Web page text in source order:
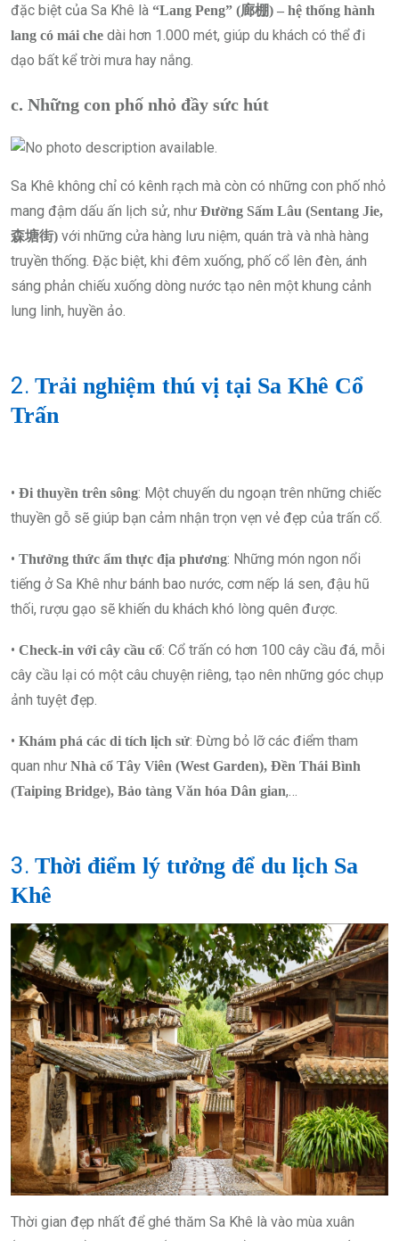
đặc biệt của Sa Khê là “Lang Peng” (廊棚) – hệ thống hành
lang có mái che dài hơn 1.000 mét, giúp du khách có thể đi
dạo bất kể trời mưa hay nắng.
c. Những con phố nhỏ đầy sức hút
Sa Khê không chỉ có kênh rạch mà còn có những con phố nhỏ
mang đậm dấu ấn lịch sử, như Đường Sấm Lâu (Sentang Jie,
森塘街) với những cửa hàng lưu niệm, quán trà và nhà hàng
truyền thống. Đặc biệt, khi đêm xuống, phố cổ lên đèn, ánh
sáng phản chiếu xuống dòng nước tạo nên một khung cảnh
lung linh, huyền ảo.
2. Trải nghiệm thú vị tại Sa Khê Cổ
Trấn
• Đi thuyền trên sông: Một chuyến du ngoạn trên những chiếc
thuyền gỗ sẽ giúp bạn cảm nhận trọn vẹn vẻ đẹp của trấn cổ.
• Thưởng thức ẩm thực địa phương: Những món ngon nổi
tiếng ở Sa Khê như bánh bao nước, cơm nếp lá sen, đậu hũ
thối, rượu gạo sẽ khiến du khách khó lòng quên được.
• Check-in với cây cầu cổ: Cổ trấn có hơn 100 cây cầu đá, mỗi
cây cầu lại có một câu chuyện riêng, tạo nên những góc chụp
ảnh tuyệt đẹp.
• Khám phá các di tích lịch sử: Đừng bỏ lỡ các điểm tham
quan như Nhà cổ Tây Viên (West Garden), Đền Thái Bình
(Taiping Bridge), Bảo tàng Văn hóa Dân gian,…
3. Thời điểm lý tưởng để du lịch Sa
Khê
Thời gian đẹp nhất để ghé thăm Sa Khê là vào mùa xuân